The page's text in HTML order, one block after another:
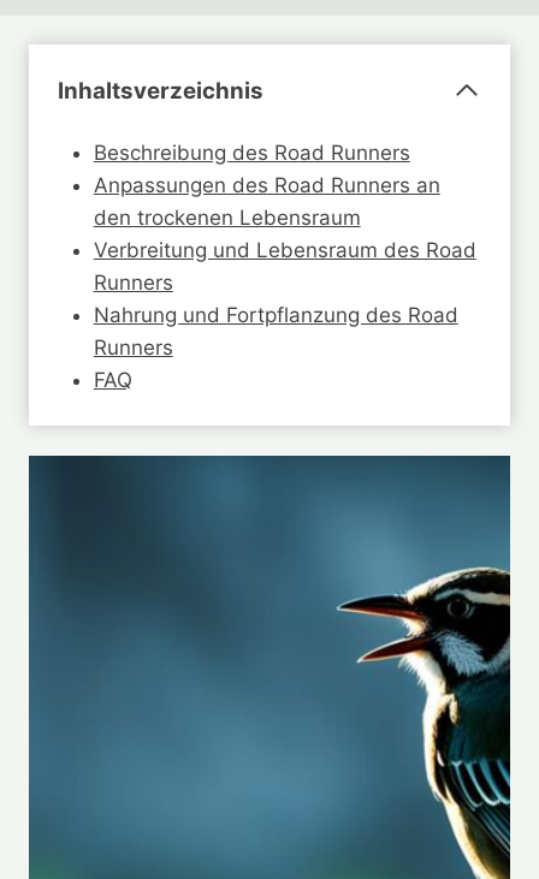
Inhaltsverzeichnis
Beschreibung des Road Runners
Anpassungen des Road Runners an
den trockenen Lebensraum
Verbreitung und Lebensraum des Road
Runners
Nahrung und Fortpflanzung des Road
Runners
FAQ